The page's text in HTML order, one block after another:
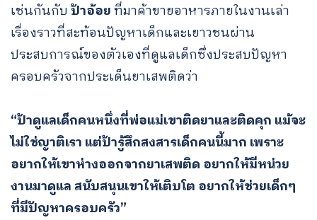
เช่นกันกับป้าอ้อยที่มาค้าขายอาหารภายในงานเล่า
เรื่องราวที่สะท้อนปัญหาเด็กและเยาวชนผ่าน
ประสบการณ์ของตัวเองที่ดูแลเด็กซึ่งประสบปัญหา
ครอบครัวจากประเด็นยาเสพติดว่า
“ป้าดูแลเด็กคนหนึ่งที่พ่อแม่เขาติดยาและติดคุก แม้จะ
ไม่ใช่ญาติเรา แต่ป้ารู้สึกสงสารเด็กคนนี้มาก เพราะ
อยากให้เขาห่างออกจากยาเสพติด อยากให้มีหน่วย
งานมาดูแล สนับสนุนเขาให้เติบโต อยากให้ช่วยเด็กๆ
ที่มีปัญหาครอบครัว”